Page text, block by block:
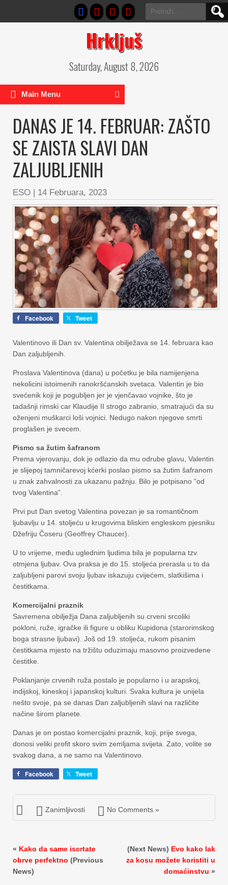
Pretraga:
Hrkljuš
Saturday, August 8, 2026
Main Menu
DANAS JE 14. FEBRUAR: ZAŠTO
SE ZAISTA SLAVI DAN
ZALJUBLJENIH
ESO | 14 Februara, 2023
Facebook Tweet
Valentinovo ili Dan sv. Valentina obilježava se 14. februara kao
Dan zaljubljenih.
Proslava Valentinova (dana) u početku je bila namijenjena
nekolicini istoimenih ranokršćanskih svetaca. Valentin je bio
svećenik koji je pogubljen jer je vjenčavao vojnike, što je
tadašnji rimski car Klaudije II strogo zabranio, smatrajući da su
oženjeni muškarci loši vojnici. Nedugo nakon njegove smrti
proglašen je svecem.
Pismo sa žutim šafranom
Prema vjerovanju, dok je odlazio da mu odrube glavu, Valentin
je slijepoj tamničarevoj kćerki poslao pismo sa žutim šafranom
u znak zahvalnosti za ukazanu pažnju. Bilo je potpisano “od
tvog Valentina”.
Prvi put Dan svetog Valentina povezan je sa romantičnom
ljubavlju u 14. stoljeću u krugovima bliskim engleskom pjesniku
Džefriju Čoseru (Geoffrey Chaucer).
U to vrijeme, među uglednim ljudima bila je popularna tzv.
otmjena ljubav. Ova praksa je do 15. stoljeća prerasla u to da
zaljubljeni parovi svoju ljubav iskazuju cvijećem, slatkišima i
čestitkama.
Komercijalni praznik
Savremena obilježja Dana zaljubljenih su crveni srcoliki
pokloni, ruže, igračke ili figure u obliku Kupidona (starorimskog
boga strasne ljubavi). Još od 19. stoljeća, rukom pisanim
čestitkama mjesto na tržištu oduzimaju masovno proizvedene
čestitke.
Poklanjanje crvenih ruža postalo je popularno i u arapskoj,
indijskoj, kineskoj i japanskoj kulturi. Svaka kultura je unijela
nešto svoje, pa se danas Dan zaljubljenih slavi na različite
načine širom planete.
Danas je on postao komercijalni praznik, koji, prije svega,
donosi veliki profit skoro svim zemljama svijeta. Zato, volite se
svakog dana, a ne samo na Valentinovo.
Facebook Tweet
Zanimljivosti No Comments »
« Kako da same iscrtate
obrve perfektno (Previous
News)
(Next News) Evo kako lak
za kosu možete koristiti u
domaćinstvu »